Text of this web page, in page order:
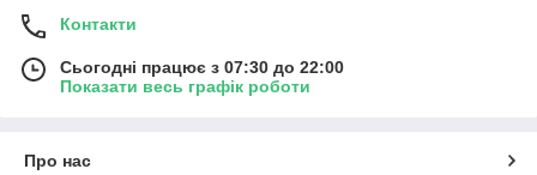
Контакти
Сьогодні працює з 07:30 до 22:00
Показати весь графік роботи
Про нас